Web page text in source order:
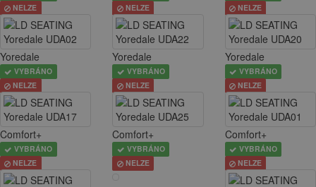
NELZE
NELZE
NELZE
Yoredale
VYBRÁNO
NELZE
Yoredale
VYBRÁNO
NELZE
Yoredale
VYBRÁNO
NELZE
Comfort+
VYBRÁNO
NELZE
Comfort+
VYBRÁNO
NELZE
Comfort+
VYBRÁNO
NELZE